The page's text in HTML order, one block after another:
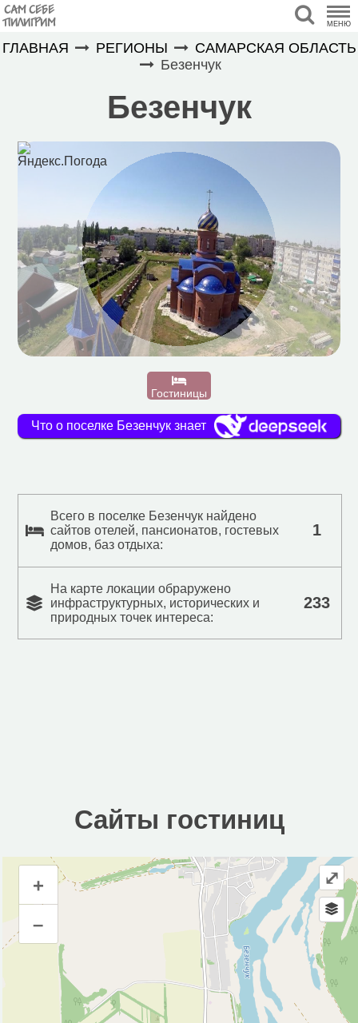
САМ СЕБЕ
ПИЛИГРИМ МЕНЮ
ГЛАВНАЯ РЕГИОНЫ
САМАРСКАЯ ОБЛАСТЬ
Безенчук
Безенчук
Гостиницы
Что о поселке Безенчук знает
Всего в поселке Безенчук найдено
сайтов отелей, пансионатов, гостевых
домов, баз отдыха:
1
На карте локации обраружено
инфраструктурных, исторических и
природных точек интереса:
233
Сайты гостиниц
Инфраструктура
Автозаправочная станция (1)
Автопарковка (23)
Аптека (8)
+
–
⤢